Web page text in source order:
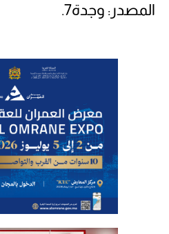
المصدر: وجدة7.